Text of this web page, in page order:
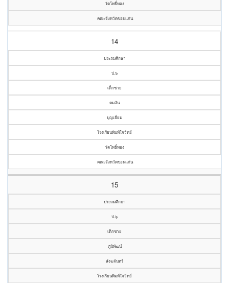
วัดโพธิ์ทอง
คณะจังหวัดขอนแก่น
14
ประถมศึกษา
ป.๖
เด็กชาย
คมสัน
บุญเยี่ยม
โรงเรียนพิมพ์ใจวิทย์
วัดโพธิ์ทอง
คณะจังหวัดขอนแก่น
15
ประถมศึกษา
ป.๖
เด็กชาย
ภูมิพัฒน์
สังฆจันทร์
โรงเรียนพิมพ์ใจวิทย์